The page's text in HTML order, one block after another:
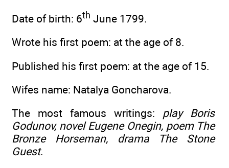
Date of birth: 6th June 1799.
Wrote his first poem: at the age of 8.
Published his first poem: at the age of 15.
Wifes name: Natalya Goncharova.
The most famous writings: play Boris
Godunov, novel Eugene Onegin, poem The
Bronze Horseman, drama The Stone
Guest.